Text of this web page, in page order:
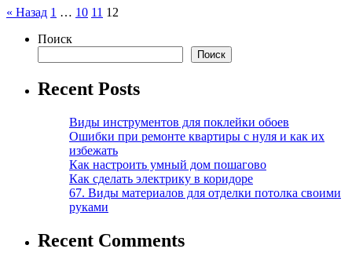
Пагинация
записей
« Назад 1 … 10 11 12
Поиск
Поиск
Recent Posts
Виды инструментов для поклейки обоев
Ошибки при ремонте квартиры с нуля и как их
избежать
Как настроить умный дом пошагово
Как сделать электрику в коридоре
67. Виды материалов для отделки потолка своими
руками
Recent Comments